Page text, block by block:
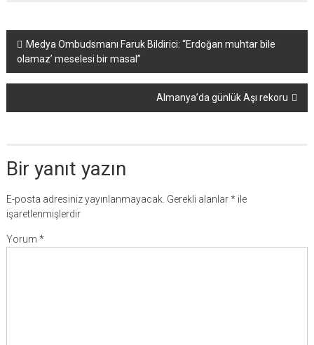
Yazı
dolaşımı
Medya Ombudsmanı Faruk Bildirici: “Erdoğan muhtar bile
olamaz’ meselesi bir masal”
Almanya’da günlük Aşı rekoru
Bir yanıt yazın
E-posta adresiniz yayınlanmayacak. Gerekli alanlar*ile
işaretlenmişlerdir
Yorum *